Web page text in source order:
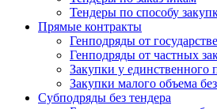
Тендеры по способу
Прямые контракты
Генподряды от
Генподряды от частных
Закупки у единственного
Закупки малого объема
Субподряды без тендера